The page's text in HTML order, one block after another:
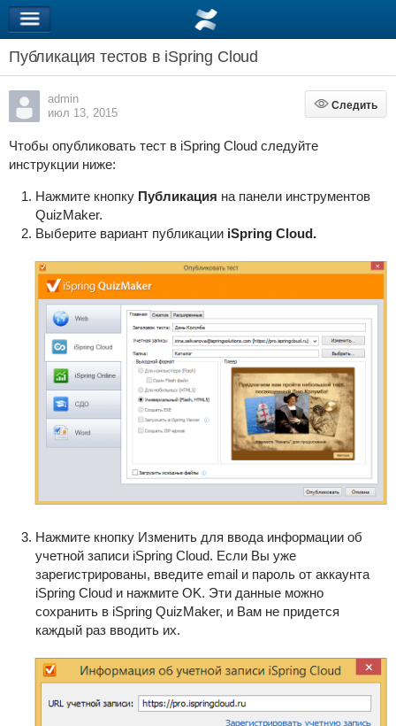
Публикация тестов в iSpring Cloud
admin
июл 13, 2015
Следить
Следить
Чтобы опубликовать тест в iSpring Cloud следуйте
инструкции ниже:
Нажмите кнопку Публикация на панели инструментов
QuizMaker.
Выберите вариант публикации iSpring Cloud.
Нажмите кнопку Изменить для ввода информации об
учетной записи iSpring Cloud. Если Вы уже
зарегистрированы, введите email и пароль от аккаунта
iSpring Cloud и нажмите OK. Эти данные можно
сохранить в iSpring QuizMaker, и Вам не придется
каждый раз вводить их.